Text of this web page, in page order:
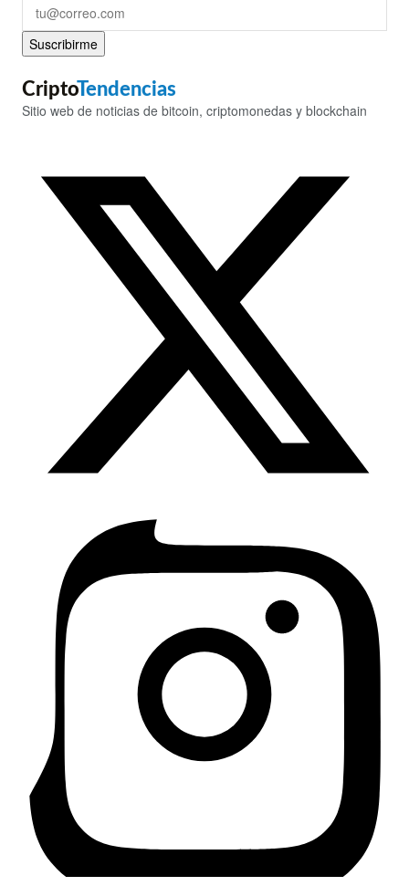
Suscribirme
CriptoTendencias
Sitio web de noticias de bitcoin, criptomonedas y blockchain